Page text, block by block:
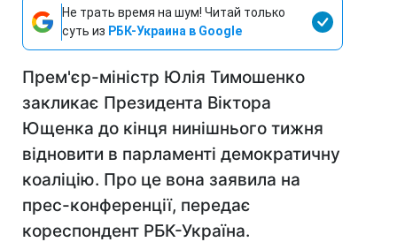
Не трать время на шум! Читай только
суть из РБК-Украина в Google
Прем'єр-міністр Юлія Тимошенко
закликає Президента Віктора
Ющенка до кінця нинішнього тижня
відновити в парламенті демократичну
коаліцію. Про це вона заявила на
прес-конференції, передає
кореспондент РБК-Україна.